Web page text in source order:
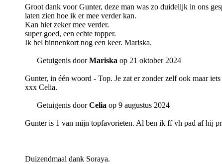
Groot dank voor Gunter, deze man was zo duidelijk in ons
laten zien hoe ik er mee verder kan.
Kan hiet zeker mee verder.
super goed, een echte topper.
Ik bel binnenkort nog een keer. Mariska.
Getuigenis doorMariska op 21 oktober 2024
Gunter, in één woord - Top. Je zat er zonder zelf ook maar
xxx Celia.
Getuigenis doorCelia op 9 augustus 2024
Gunter is 1 van mijn topfavorieten. Al ben ik ff vh pad af hij
Duizendmaal dank Soraya.